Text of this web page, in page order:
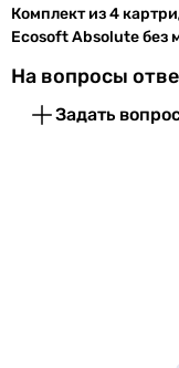
Комплект из 4
Ecosoft Absolute без
На вопросы
Задать